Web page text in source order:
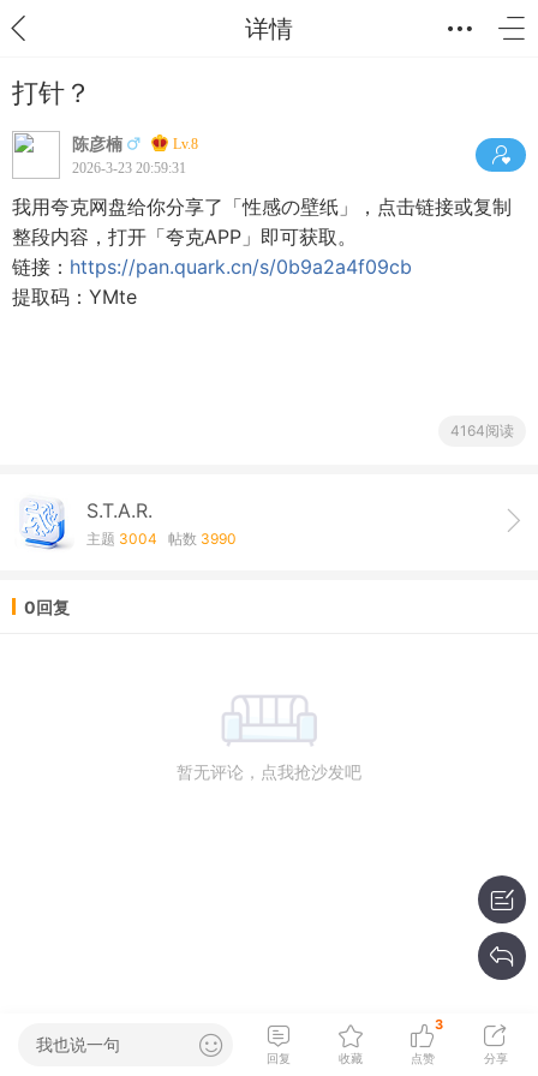
详情
打针？
陈彦楠
Lv.8
2026-3-23 20:59:31
我用夸克网盘给你分享了「性感の壁纸」，点击链接或复制
整段内容，打开「夸克APP」即可获取。
链接： https://pan.quark.cn/s/0b9a2a4f09cb
提取码：YMte
4164阅读
S.T.A.R.
主题 3004 帖数 3990
0回复
暂无评论，点我抢沙发吧
我也说一句
回复 收藏
3
点赞 分享